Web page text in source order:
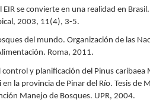
EIR se convierte en una realidad en
2003, 11(4), 3-5.
del mundo. Organización de las
Roma, 2011.
control y planificación del Pinus caribaea
la provincia de Pinar del Río. Tesis de
Manejo de Bosques. UPR, 2004.